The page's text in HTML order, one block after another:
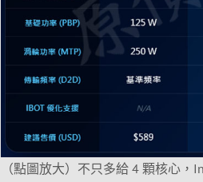
（點圖放大）不只多給 4 顆核心